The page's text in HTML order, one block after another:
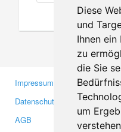
Diese
und
Ihnen
zu
die Sie
um
Impressum
Datenschutzerklärung
AGB